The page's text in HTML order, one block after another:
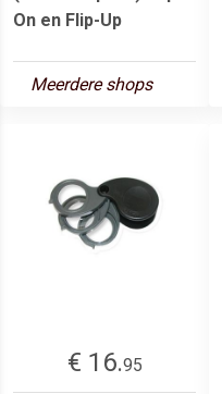
On en Flip-Up
Meerdere shops
€ 16.95